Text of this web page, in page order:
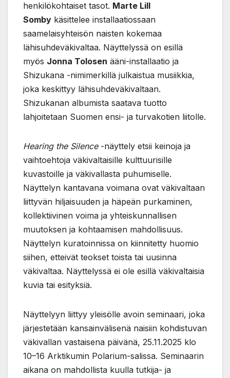
henkilökohtaiset tasot. Marte Lill
Somby käsittelee installaatiossaan
saamelaisyhteisön naisten kokemaa
lähisuhdeväkivaltaa. Näyttelyssä on esillä
myös Jonna Tolosen ääni-installaatio ja
Shizukana -nimimerkillä julkaistua musiikkia,
joka keskittyy lähisuhdeväkivaltaan.
Shizukanan albumista saatava tuotto
lahjoitetaan Suomen ensi- ja turvakotien liitolle.
Hearing the Silence-näyttely etsii keinoja ja
vaihtoehtoja väkivaltaisille kulttuurisille
kuvastoille ja väkivallasta puhumiselle.
Näyttelyn kantavana voimana ovat väkivaltaan
liittyvän hiljaisuuden ja häpeän purkaminen,
kollektiivinen voima ja yhteiskunnallisen
muutoksen ja kohtaamisen mahdollisuus.
Näyttelyn kuratoinnissa on kiinnitetty huomio
siihen, etteivät teokset toista tai uusinna
väkivaltaa. Näyttelyssä ei ole esillä väkivaltaisia
kuvia tai esityksiä.
Näyttelyyn liittyy yleisölle avoin seminaari, joka
järjestetään kansainvälisenä naisiin kohdistuvan
väkivallan vastaisena päivänä, 25.11.2025 klo
10–16 Arktikumin Polarium-salissa. Seminaarin
aikana on mahdollista kuulla tutkija- ja